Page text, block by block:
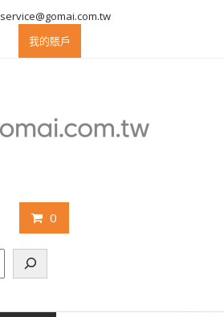
service@gomai.com.tw
我的賬戶
0
尋